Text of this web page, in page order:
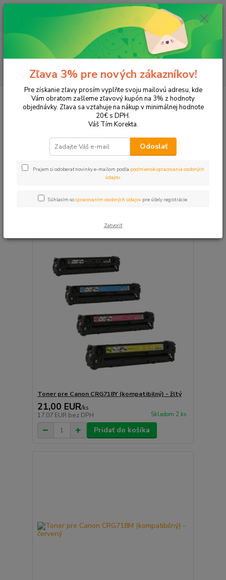
Hľadať
ks
za 0,00 EUR
Tonery a náplne do tlačiarní Canon MF-8550CDN
MF-8550CDN
Upresniť parametre
Najdrahšie
Zobrazujem 1-4 z 4
Toner pre Canon CRG718Y (kompatibilný) - žltý
21,00 EUR/ks
17,07 EUR bez DPH Skladom 2 ks
Pridať do košíka
Zľava 3% pre nových zákazníkov!
Pre získanie zľavy prosím vyplňte svoju mailovú adresu, kde
Vám obratom zašleme zľavový kupón na 3% z hodnoty
objednávky. Zľava sa vzťahuje na nákup v minimálnej hodnote
20€ s DPH.
Váš Tím Korekta.
Odoslať
Prajem si odoberať novinky e-mailom podľa podmienok spracovania osobných
údajov.
Súhlasím sospracovaním osobných údajov pre účely registrácie.
Zatvoriť